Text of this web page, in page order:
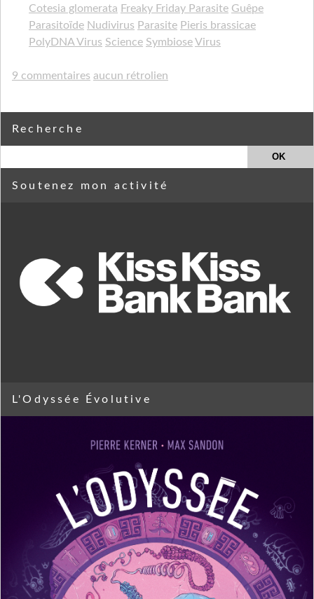
Cotesia glomerata Freaky Friday Parasite Guêpe
Parasitoïde Nudivirus Parasite Pieris brassicae
PolyDNA Virus Science SymbioseVirus
9 commentaires aucun rétrolien
Recherche
Soutenez mon activité
L'Odyssée Évolutive